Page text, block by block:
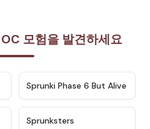
모험을 발견하세요
★ 4.9
Sprunki Phase 6 But Alive
Sprunksters